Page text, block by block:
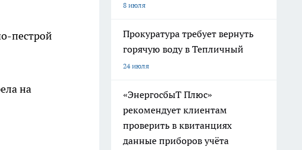
пестрой
на
8 июля
Прокуратура требует вернуть
горячую воду в Тепличный
24 июля
«ЭнергосбыТ Плюс»
рекомендует клиентам
проверить в квитанциях
данные приборов учёта